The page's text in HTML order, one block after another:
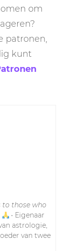
om
patronen,
kunt
to those who
• Eigenaar
astrologie,
van twee